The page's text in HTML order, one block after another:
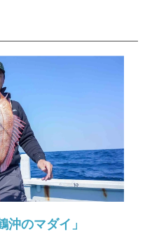
のマダイ」